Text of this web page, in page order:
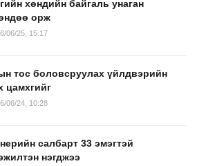
хөндийн байгаль унаган
орж
06/25, 15:17
тос боловсруулах үйлдвэрийн
цамхгийг
06/24, 10:28
салбарт 33 эмэгтэй
нэгджээ